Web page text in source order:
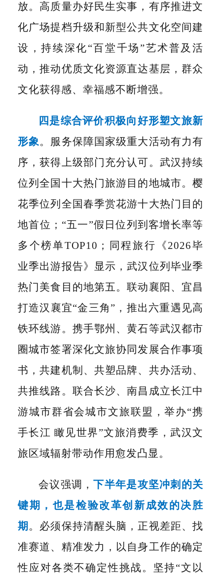
放。高质量办好民生实事，有序推进文
化广场提档升级和新型公共文化空间建
设，持续深化“百堂千场”艺术普及活
动，推动优质文化资源直达基层，群众
文化获得感、幸福感不断增强。
四是综合评价积极向好形塑文旅新
形象。 服务保障国家级重大活动有力有
序，获得上级部门充分认可。武汉持续
位列全国十大热门旅游目的地城市。樱
花季位列全国春季赏花游十大热门目的
地首位；“五一”假日位列到客增长率等
多个榜单TOP10；同程旅行《2026毕
业季出游报告》显示，武汉位列毕业季
热门美食目的地第五。联动襄阳、宜昌
打造汉襄宜“金三角”，推出六重遇见高
铁环线游。携手鄂州、黄石等武汉都市
圈城市签署深化文旅协同发展合作事项
书，共建机制、共塑品牌、共办活动、
共推线路。联合长沙、南昌成立长江中
游城市群省会城市文旅联盟，举办“携
手长江 瞰见世界”文旅消费季，武汉文
旅区域辐射带动作用愈发凸显。
会议强调，下半年是攻坚冲刺的关
键期，也是检验改革创新成效的决胜
期 。必须保持清醒头脑，正视差距、找
准赛道、精准发力，以自身工作的确定
性应对各类不确定性挑战。坚持“文以